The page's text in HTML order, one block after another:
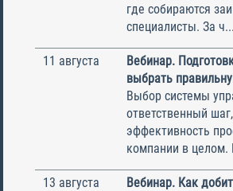
где собираются
специалисты. За ч...
11 августа
Вебинар.
выбрать
Выбор системы
ответственный
эффективность
компании в
13 августа
Вебинар. Как